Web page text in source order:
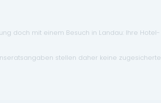
doch mit einem Besuch in Landau: Ihre Hotel-
stellen daher keine zugesicherte